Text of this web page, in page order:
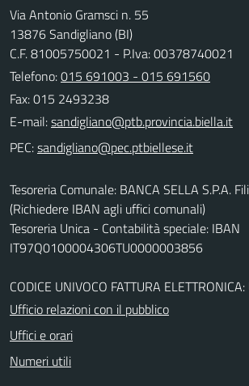
Via Antonio Gramsci n. 55
13876 Sandigliano (BI)
C.F. 81005750021 - P.Iva: 00378740021
Telefono:015 691003 - 015 691560
Fax: 015 2493238
E-mail:
PEC:
Tesoreria Comunale: BANCA SELLA S.P.A.
(Richiedere IBAN agli uffici comunali)
Tesoreria Unica - Contabilità speciale: IBAN
IT97Q0100004306TU0000003856
CODICE UNIVOCO FATTURA
Ufficio relazioni con il pubblico
Uffici e orari
Numeri utili